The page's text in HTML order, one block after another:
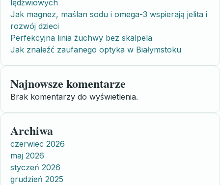
lędźwiowych
Jak magnez, maślan sodu i omega-3 wspierają jelita i
rozwój dzieci
Perfekcyjna linia żuchwy bez skalpela
Jak znaleźć zaufanego optyka w Białymstoku
Najnowsze komentarze
Brak komentarzy do wyświetlenia.
Archiwa
czerwiec 2026
maj 2026
styczeń 2026
grudzień 2025